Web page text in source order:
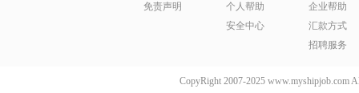
免责声明
个人帮助
安全中心
企业帮助
汇款方式
招聘服务
CopyRight 2007-2025 www.myshipjob.com